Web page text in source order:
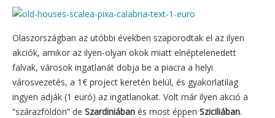
Olaszországban az utóbbi években szaporodtak el az ilyen
akciók, amikor az ilyen-olyan okok miatt elnéptelenedett
falvak, városok ingatlanát dobja be a piacra a helyi
városvezetés, a 1€ project keretén belül, és gyakorlatilag
ingyen adják (1 euró) az ingatlanokat. Volt már ilyen akció a
“szárazföldön” de Szardiniában és most éppen Sziciliában.